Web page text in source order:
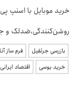
خرید موبایل با اسنپ پی | در ۴ قسط بدون سود
روشن‌کنندگی،ضد‌لک و
بازرسی جرثقیل فرم ساز
خرید یوسی
اقتصاد ایرانی